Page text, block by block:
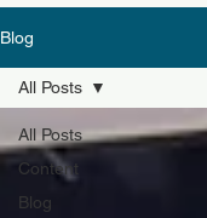
Blog
All Posts
Content
Blog
All Posts